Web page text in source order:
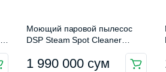
Моющий паровой пылесос
DSP Steam Spot Cleaner
1 990 000 сум